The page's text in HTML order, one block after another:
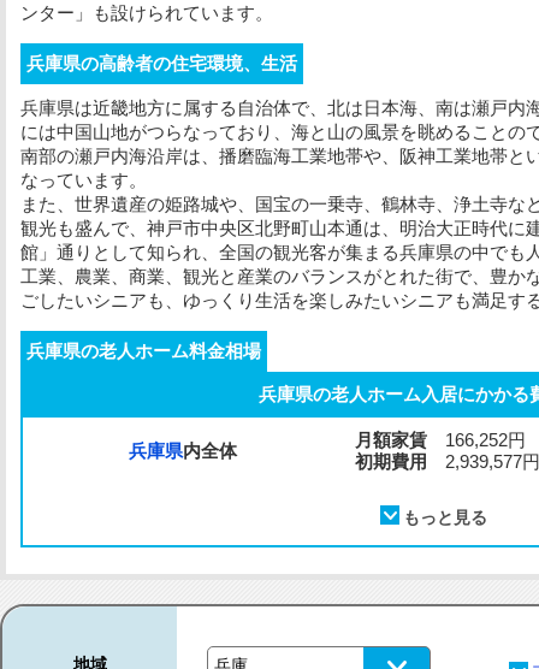
ンター」も設けられています。
兵庫県の高齢者の住宅環境、生活
兵庫県は近畿地方に属する自治体で、北は日本海、南は瀬戸内
には中国山地がつらなっており、海と山の風景を眺めることの
南部の瀬戸内海沿岸は、播磨臨海工業地帯や、阪神工業地帯と
なっています。
また、世界遺産の姫路城や、国宝の一乗寺、鶴林寺、浄土寺な
観光も盛んで、神戸市中央区北野町山本通は、明治大正時代に
館」通りとして知られ、全国の観光客が集まる兵庫県の中でも
工業、農業、商業、観光と産業のバランスがとれた街で、豊か
ごしたいシニアも、ゆっくり生活を楽しみたいシニアも満足す
兵庫県の老人ホーム料金相場
兵庫県の老人ホーム入居にかかる
兵庫県内全体
月額家賃 166,252円
初期費用
2,939,577円
地域